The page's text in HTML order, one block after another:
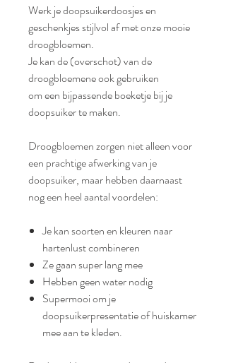
Werk je doopsuikerdoosjes en
geschenkjes stijlvol af met onze mooie
droogbloemen.
Je kan de (overschot) van de
droogbloemene ook gebruiken
om een bijpassende boeketje bij je
doopsuiker te maken.
Droogbloemen zorgen niet alleen voor
een prachtige afwerking van je
doopsuiker, maar hebben daarnaast
nog een heel aantal voordelen:
Je kan soorten en kleuren naar
hartenlust combineren
Ze gaan super lang mee
Hebben geen water nodig
Supermooi om je
doopsuikerpresentatie of huiskamer
mee aan te kleden.